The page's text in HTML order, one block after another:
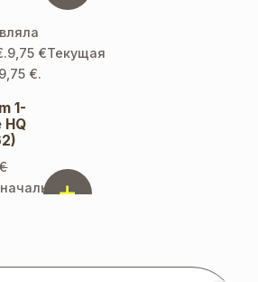
9,75 €Текущая
€.
1-
HQ